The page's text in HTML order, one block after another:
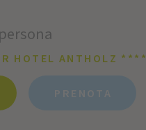
HOTEL ANTHOLZ ****
PRENOTA